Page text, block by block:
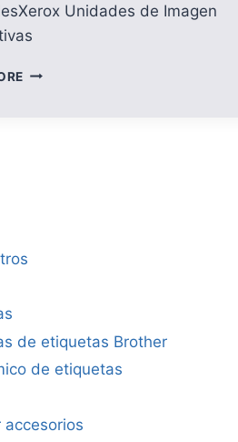
Unidades de Imagen
XEROX
de etiquetas Brother
de etiquetas
accesorios